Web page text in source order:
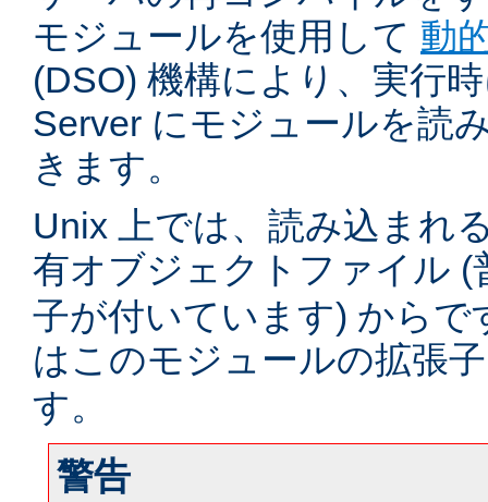
モジュールを使用して 動
(DSO) 機構により、実行
Server にモジュールを読
きます。
Unix 上では、読み込まれ
有オブジェクトファイル
子が付いています) からで
はこのモジュールの拡張
す。
警告